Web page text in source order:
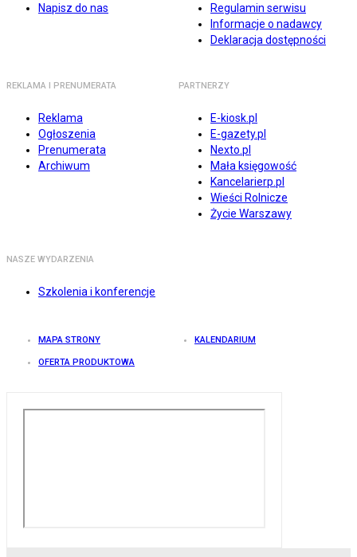
Napisz do nas
Regulamin serwisu
Informacje o nadawcy
Deklaracja dostępności
REKLAMA I PRENUMERATA
Reklama
Ogłoszenia
Prenumerata
Archiwum
PARTNERZY
E-kiosk.pl
E-gazety.pl
Nexto.pl
Mała księgowość
Kancelarierp.pl
Wieści Rolnicze
Życie Warszawy
NASZE WYDARZENIA
Szkolenia i konferencje
MAPA STRONY KALENDARIUM
OFERTA PRODUKTOWA